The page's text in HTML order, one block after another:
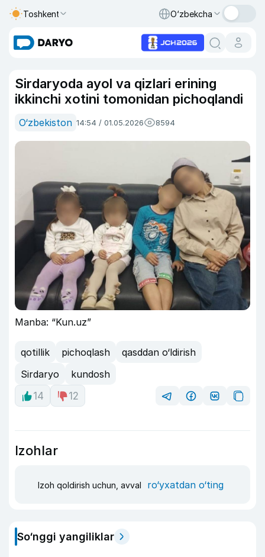
Toshkent O‘zbekcha
Sirdaryoda ayol va qizlari erining
ikkinchi xotini tomonidan pichoqlandi
O‘zbekiston 14:54 / 01.05.2026 8594
Manba: “Kun.uz”
qotillik pichoqlash
qasddan o‘ldirish
Sirdaryo
kundosh
14
12
Izohlar
Izoh qoldirish uchun, avval ro‘yxatdan o‘ting
So‘nggi yangiliklar